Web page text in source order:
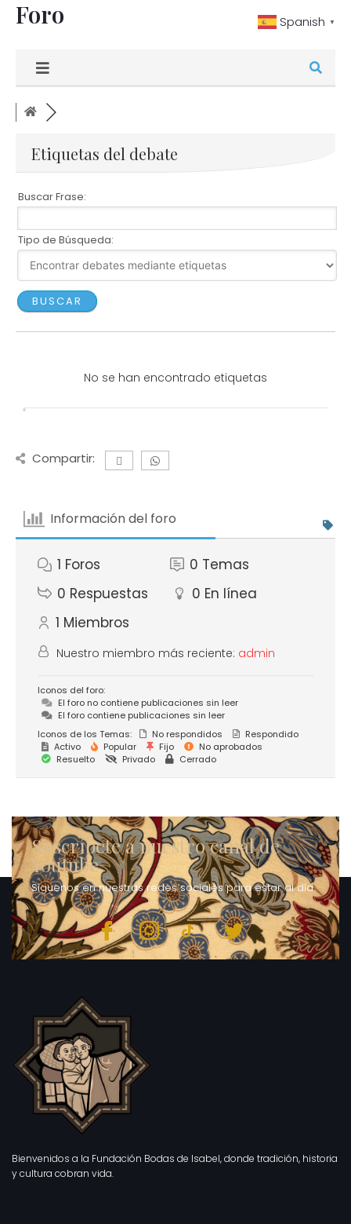
Foro
Etiquetas del debate
Buscar Frase:
Tipo de Búsqueda:
No se han encontrado etiquetas
Compartir:
Información del foro
1 Foros 0 Temas
0 Respuestas 0 En línea
1 Miembros
Nuestro miembro más reciente: admin
Iconos del foro:
El foro no contiene publicaciones sin leer
El foro contiene publicaciones sin leer
Iconos de los Temas:
No respondidos
Respondido
Activo
Popular Fijo
No aprobados
Resuelto
Privado Cerrado
Suscríbete a nuestro canal de
Youtube
Síguenos en nuestras redes sociales para estar al día.
Bienvenidos a la Fundación Bodas de Isabel, donde tradición, historia
y cultura cobran vida.
Spanish ▼